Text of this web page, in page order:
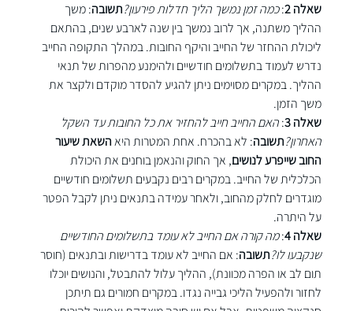
שאלה 2 : כמה זמן נמשך הליך חדלות פירעון?תשובה: משך
ההליך משתנה, אך לרוב נמשך בין שנה לארבע שנים, בהתאם
ליכולת ההחזר של החייב והיקף החובות. במהלך התקופה החייב
נדרש לעמוד בתשלומים חודשיים ולהימנע מהפרות של תנאי
ההליך. במקרים מסוימים ניתן להגיע להסדר מוקדם ולקצר את
משך הזמן.
שאלה 3 : האם החייב חייב להחזיר את כל החובות עד השקל
האחרון?תשובה: לא בהכרח. אחת המטרות היא השאת שיעור
החוב שייפרע לנושים, אך החוק והנאמן בוחנים את היכולת
הכלכלית של החייב. במקרים רבים נקבעים תשלומים חודשיים
מוגדרים לחלק מהחוב, ולאחר עמידה בתנאים ניתן לקבל הפטר
על היתרה.
שאלה 4 : מה קורה אם החייב לא עומד בתשלומים החודשיים
שנקבעו לו?תשובה: אם החייב לא עומד בדרישות ובתנאים (חוסר
תום לב או הפרה מכוונת), ההליך עלול להתבטל, והנושים יוכלו
לחזור ולהפעיל הליכי גבייה נגדו. במקרים חמורים גם תיתכן